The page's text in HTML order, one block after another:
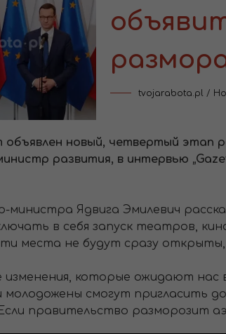
tvojarabota.pl /
новый, четвертый этап
развития, в интервью
Ядвига Эмилевич
в себя запуск театров,
места не будут сразу открыты,
которые ожидают нас
молодожены смогут пригласить
правительство разморозит